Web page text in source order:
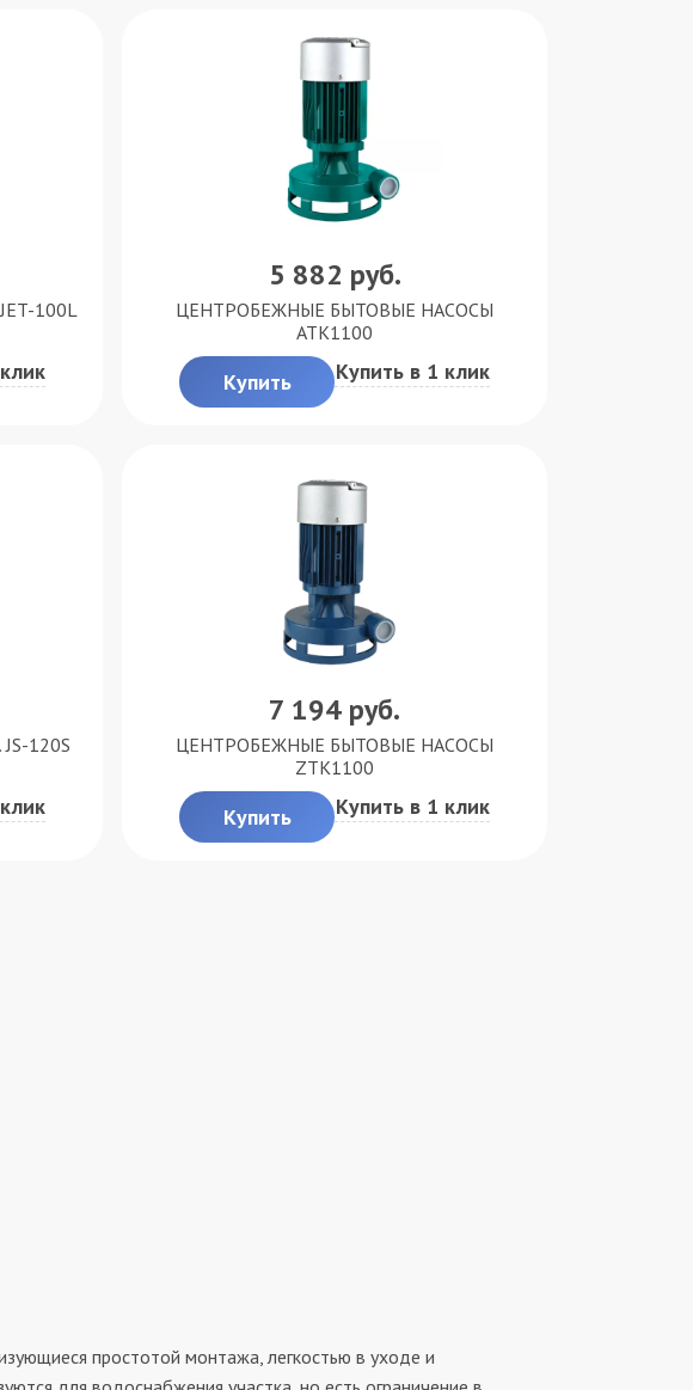
100L
5 882 руб.
ЦЕНТРОБЕЖНЫЕ БЫТОВЫЕ НАСОСЫ
ATK1100
Купить Купить в 1 клик
120S
7 194 руб.
ЦЕНТРОБЕЖНЫЕ БЫТОВЫЕ НАСОСЫ
ZTK1100
Купить Купить в 1 клик
простотой монтажа, легкостью в уходе и